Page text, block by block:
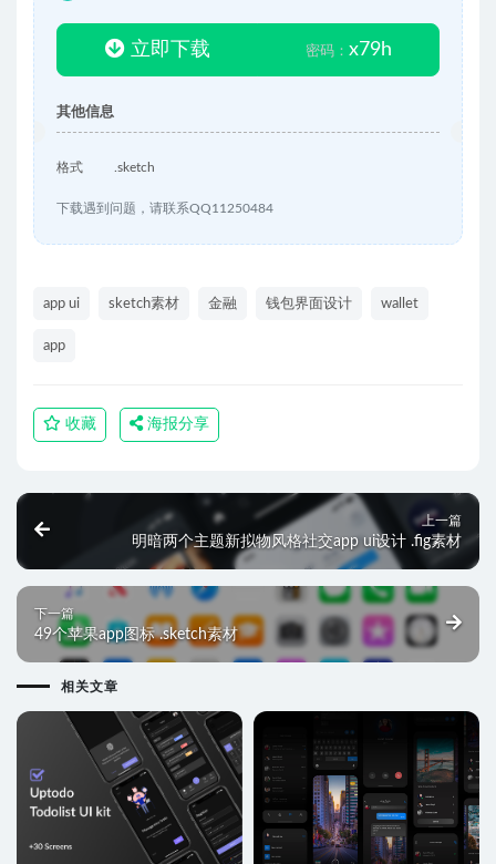
立即下载 密码： x79h
其他信息
格式 .sketch
下载遇到问题，请联系QQ11250484
app ui sketch素材 金融 钱包界面设计 wallet
app
收藏 海报分享
上一篇
明暗两个主题新拟物风格社交app ui设计 .fig素材
下一篇
49个苹果app图标 .sketch素材
相关文章